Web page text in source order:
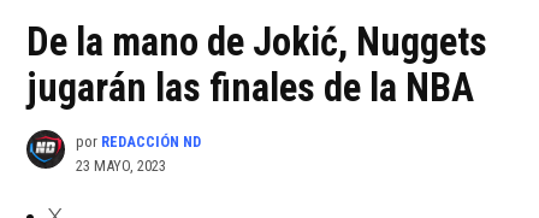
De la mano de Jokić, Nuggets
jugarán las finales de la NBA
por REDACCIÓN ND
23 MAYO, 2023